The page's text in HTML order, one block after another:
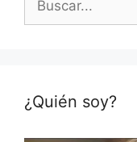
¿Quién soy?